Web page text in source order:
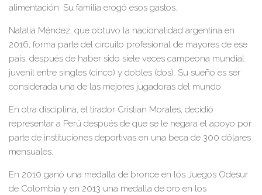
alimentación. Su familia erogó esos gastos.
Natalia Méndez, que obtuvo la nacionalidad argentina en
2016, forma parte del circuito profesional de mayores de ese
país, después de haber sido siete veces campeona mundial
juvenil entre singles (cinco) y dobles (dos). Su sueño es ser
considerada una de las mejores jugadoras del mundo.
En otra disciplina, el tirador Cristian Morales, decidió
representar a Perú después de que se le negara el apoyo por
parte de instituciones deportivas en una beca de 300 dólares
mensuales.
En 2010 ganó una medalla de bronce en los Juegos Odesur
de Colombia y en 2013 una medalla de oro en los